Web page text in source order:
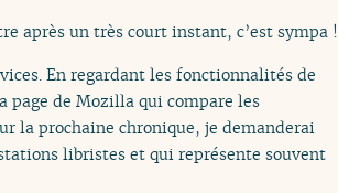
après un très court instant, c’est sympa !
En regardant les fonctionnalités de
page de Mozilla qui compare les
la prochaine chronique, je demanderai
libristes et qui représente souvent